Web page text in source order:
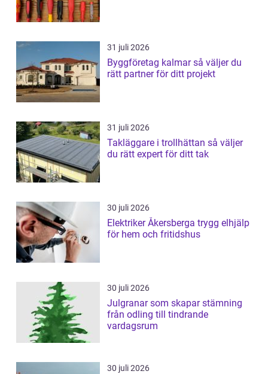
31 juli 2026
Byggföretag kalmar så väljer du
rätt partner för ditt projekt
31 juli 2026
Takläggare i trollhättan så väljer
du rätt expert för ditt tak
30 juli 2026
Elektriker Åkersberga trygg elhjälp
för hem och fritidshus
30 juli 2026
Julgranar som skapar stämning
från odling till tindrande
vardagsrum
30 juli 2026